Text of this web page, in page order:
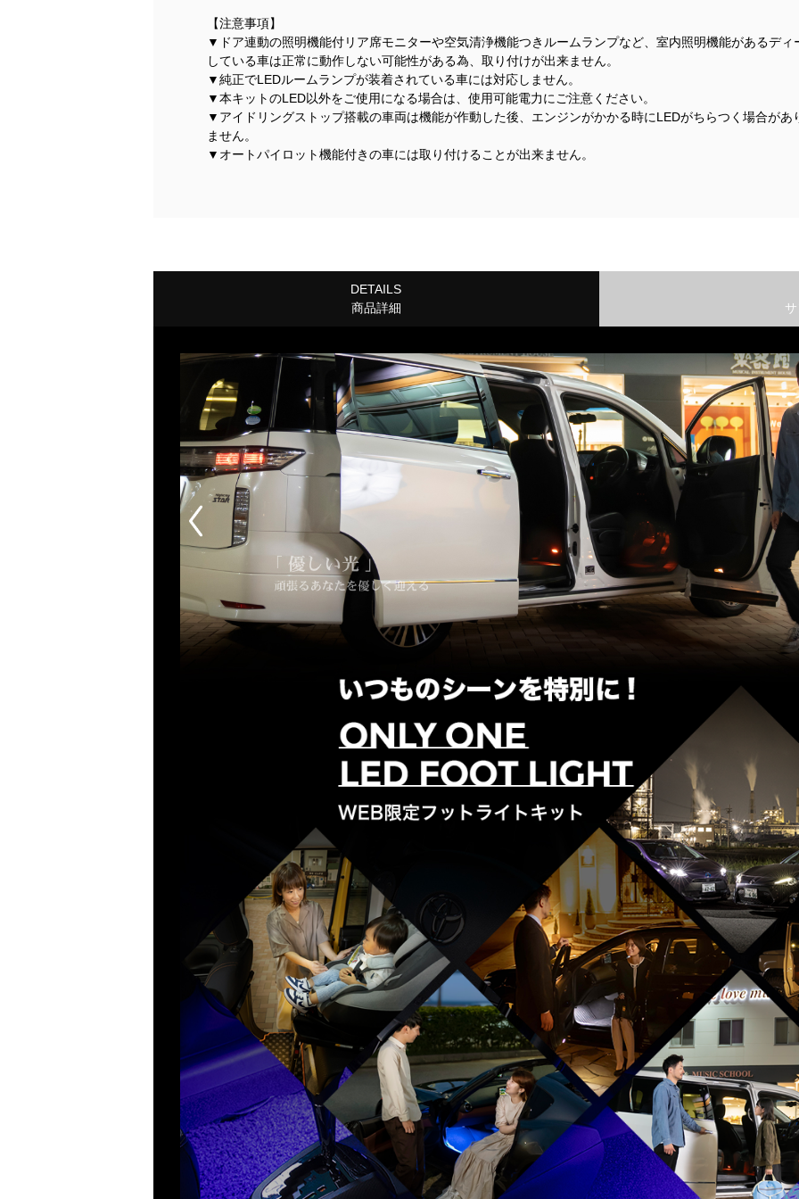
【注意事項】
▼ドア連動の照明機能付リア席モニターや空気清浄機能つきルームランプなど、室内照明機能があるデ
している車は正常に動作しない可能性がある為、取り付けが出来ません。
▼純正でLEDルームランプが装着されている車には対応しません。
▼本キットのLED以外をご使用になる場合は、使用可能電力にご注意ください。
▼アイドリングストップ搭載の車両は機能が作動した後、エンジンがかかる時にLEDがちらつく場合があ
ません。
▼オートパイロット機能付きの車には取り付けることが出来ません。
DETAILS
商品詳細